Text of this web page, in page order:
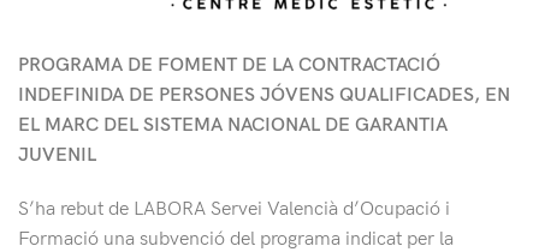
PROGRAMA DE FOMENT DE LA CONTRACTACIÓ
INDEFINIDA DE PERSONES JÓVENS QUALIFICADES, EN
EL MARC DEL SISTEMA NACIONAL DE GARANTIA
JUVENIL
S’ha rebut de LABORA Servei Valencià d’Ocupació i
Formació una subvenció del programa indicat per la